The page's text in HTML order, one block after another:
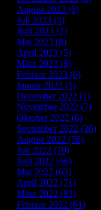
August 2023 (6)
Juli 2023 (3)
Juni 2023 (2)
Mai 2023 (8)
April 2023 (5)
März 2023 (8)
Februar 2023 (6)
Januar 2023 (5)
Dezember 2022 (1)
November 2022 (7)
Oktober 2022 (6)
September 2022 (36)
August 2022 (56)
Juli 2022 (70)
Juni 2022 (66)
Mai 2022 (63)
April 2022 (71)
März 2022 (83)
Februar 2022 (61)